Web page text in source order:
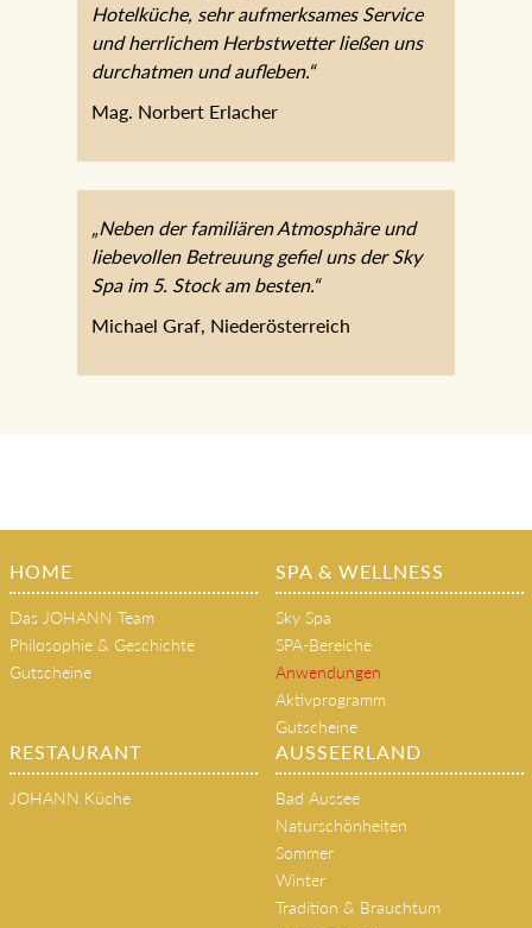
Hotelküche, sehr aufmerksames Service
und herrlichem Herbstwetter ließen uns
durchatmen und aufleben.“
Mag. Norbert Erlacher
„Neben der familiären Atmosphäre und
liebevollen Betreuung gefiel uns der Sky
Spa im 5. Stock am besten.“
Michael Graf, Niederösterreich
HOME
Das JOHANN Team
Philosophie & Geschichte
Gutscheine
SPA & WELLNESS
Sky Spa
SPA-Bereiche
Anwendungen
Aktivprogramm
Gutscheine
RESTAURANT
JOHANN Küche
AUSSEERLAND
Bad Aussee
Naturschönheiten
Sommer
Winter
Tradition & Brauchtum